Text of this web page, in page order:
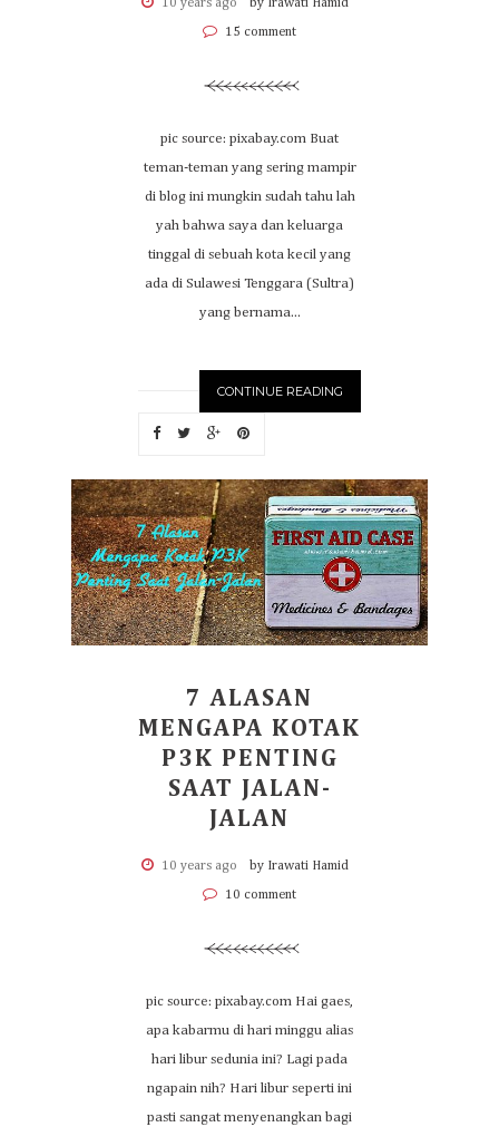
10 years ago by Irawati Hamid
15 comment
pic source: pixabay.com Buat
teman-teman yang sering mampir
di blog ini mungkin sudah tahu lah
yah bahwa saya dan keluarga
tinggal di sebuah kota kecil yang
ada di Sulawesi Tenggara (Sultra)
yang bernama...
CONTINUE READING
7 ALASAN
MENGAPA KOTAK
P3K PENTING
SAAT JALAN-
JALAN
10 years ago by Irawati Hamid
10 comment
pic source: pixabay.com Hai gaes,
apa kabarmu di hari minggu alias
hari libur sedunia ini? Lagi pada
ngapain nih? Hari libur seperti ini
pasti sangat menyenangkan bagi